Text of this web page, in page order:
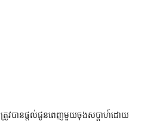
រូវបានផ្តល់ជូនពេញមួយចុងសប្តាហ៍ដោយ